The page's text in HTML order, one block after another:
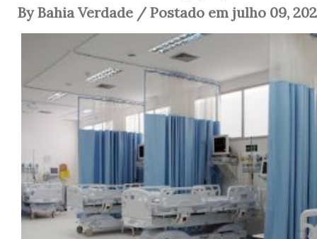
By Bahia Verdade / Postado em julho 09,